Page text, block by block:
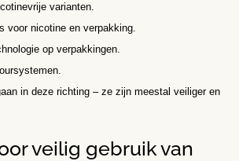
varianten.
voor nicotine en verpakking.
op verpakkingen.
in deze richting – ze zijn meestal veiliger en
veilig gebruik van